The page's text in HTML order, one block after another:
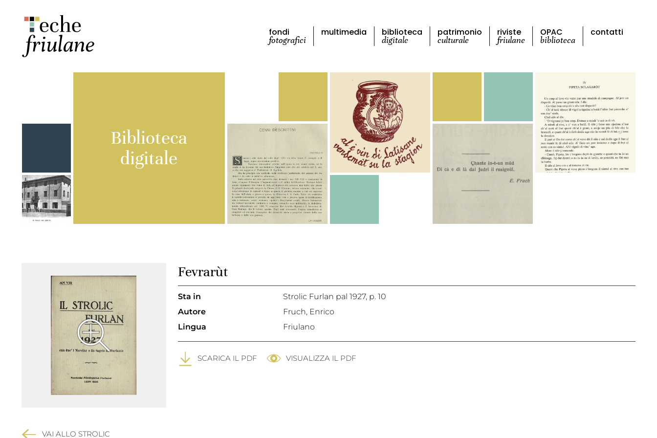
fondi
fotografici
multimedia biblioteca
digitale
patrimonio
culturale
riviste
friulane
OPAC
biblioteca
contatti
Biblioteca
digitale
VAI ALLO STROLIC
Fevrarùt
Sta in Strolic Furlan pal 1927, p. 10
Autore
Fruch, Enrico
Lingua
Friulano
SCARICA IL PDF VISUALIZZA IL PDF